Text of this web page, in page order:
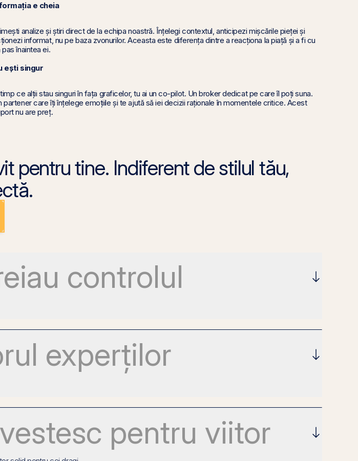
e cheia
analize și știri direct de la echipa noastră. Înțelegi contextul, anticipezi mișcările pieței și
informat, nu pe baza zvonurilor. Aceasta este diferența dintre a reacționa la piață și a fi cu
pas înaintea ei.
ești singur
ce alții stau singuri în fața graficelor, tu ai un co-pilot. Un broker dedicat pe care îl poți suna.
partener care îți înțelege emoțiile și te ajută să iei decizii raționale în momentele critice. Acest
nu are preț.
pentru tine. Indiferent de stilul tău,
controlul
experților
pentru viitor